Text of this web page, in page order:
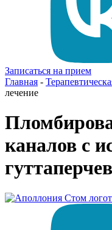
Записаться на прием
Главная -
лечение
каналов с